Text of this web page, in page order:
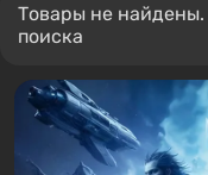
Товары не найдены.
поиска